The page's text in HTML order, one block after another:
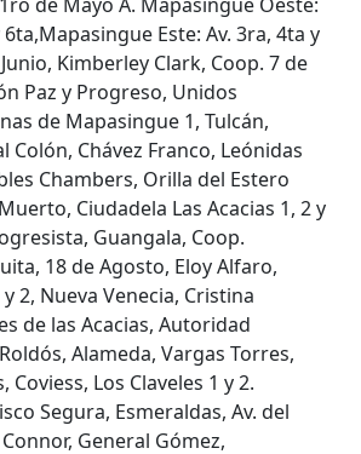
Este: Av. 3ra, 4ta y
Kimberley Clark, Coop. 7 de
Paz y Progreso, Unidos
de Mapasingue 1, Tulcán,
Colón, Chávez Franco, Leónidas
Chambers, Orilla del Estero
Ciudadela Las Acacias 1, 2 y
Guangala, Coop.
18 de Agosto, Eloy Alfaro,
2, Nueva Venecia, Cristina
de las Acacias, Autoridad
Alameda, Vargas Torres,
Coviess, Los Claveles 1 y 2.
Segura, Esmeraldas, Av. del
General Gómez,